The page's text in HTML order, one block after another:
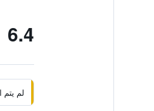
6.4
لم